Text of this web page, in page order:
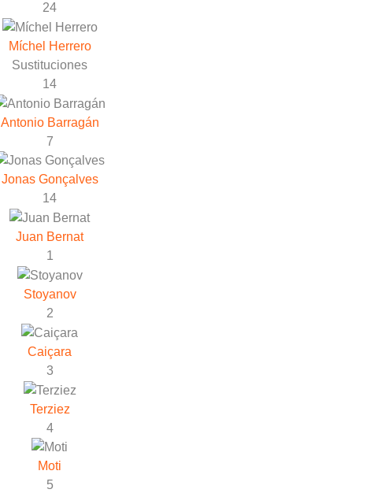
24
Míchel Herrero
Sustituciones
14
Antonio Barragán
7
Jonas Gonçalves
14
Juan Bernat
1
Stoyanov
2
Caiçara
3
Terziez
4
Moti
5